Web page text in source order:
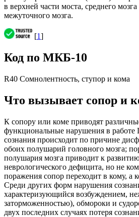
в верхней части моста, среднего
межуточного мозга.
[1]
Код по МКБ-10
R40 Сомнолентность, ступор и кома
Что вызывает сопор и
К сопору или коме приводят
функциональные нарушения в
сознания происходит по причине
обоих полушарий головного мозга;
полушария мозга приводит к
неврологического дефицита, но не
поражения сопор переходит в кому, а
Среди других форм нарушения
характеризующийся возбуждением,
заторможенностью), обмороки и
двух последних случаях потеря